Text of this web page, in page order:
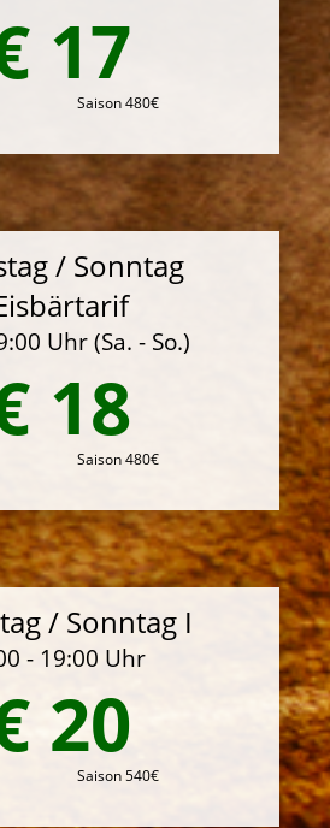
17
Saison 480€
/ Sonntag
Uhr (Sa. - So.)
18
Saison 480€
/ Sonntag I
- 19:00 Uhr
20
Saison 540€